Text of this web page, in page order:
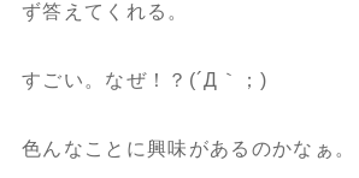
ず答えてくれる。
すごい。なぜ！？(´Д｀；)
色んなことに興味があるのかなぁ。